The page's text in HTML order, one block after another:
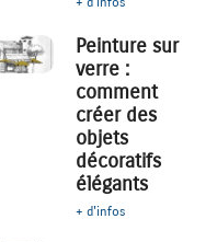
Peinture sur
verre :
comment
créer des
objets
décoratifs
élégants
+ d'infos